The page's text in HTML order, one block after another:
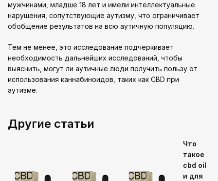
мужчинами, младше 18 лет и имели интеллектуальные
нарушения, сопутствующие аутизму, что ограничивает
обобщение результатов на всю аутичную популяцию.
Тем не менее, это исследование подчеркивает
необходимость дальнейших исследований, чтобы
выяснить, могут ли аутичные люди получить пользу от
использования каннабиноидов, таких как CBD при
аутизме.
Другие статьи
Что
такое
cbd oil
и для